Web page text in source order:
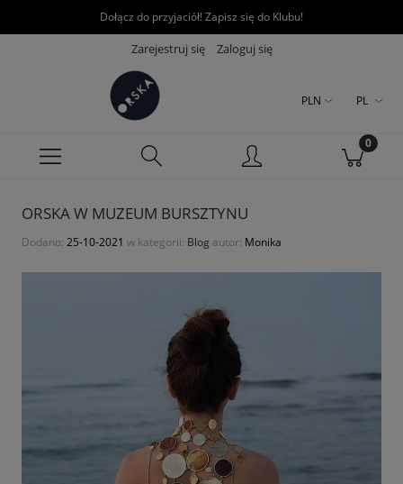
Dołącz do przyjaciół! Zapisz się do Klubu!
Zarejestruj się Zaloguj się
PLN PL
ORSKA W MUZEUM BURSZTYNU
Dodano: 25-10-2021 w kategorii: Blog autor: Monika